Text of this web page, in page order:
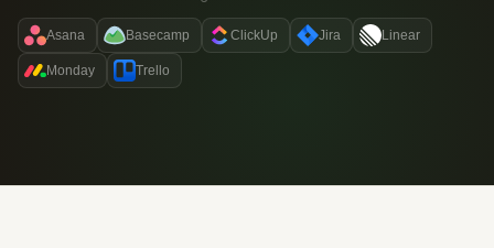
Asana Basecamp ClickUp Jira Linear
Monday Trello